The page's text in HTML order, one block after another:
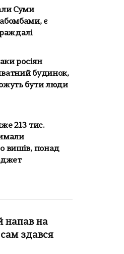
Суми
є
росіян
будинок,
бути люди
213 тис.
вишів, понад
напав на
здався